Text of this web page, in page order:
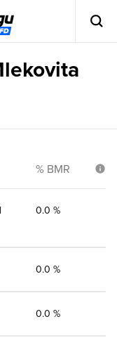
% BMR
0.0 %
0.0 %
0.0 %